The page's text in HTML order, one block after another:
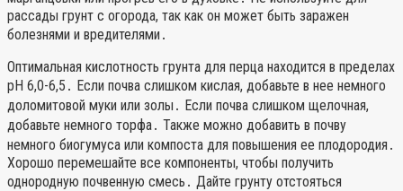
рассады грунт с огорода, так как он может быть заражен
болезнями и вредителями․
Оптимальная кислотность грунта для перца находится в пределах
pH 6,0-6,5․ Если почва слишком кислая, добавьте в нее немного
доломитовой муки или золы․ Если почва слишком щелочная,
добавьте немного торфа․ Также можно добавить в почву
немного биогумуса или компоста для повышения ее плодородия․
Хорошо перемешайте все компоненты, чтобы получить
однородную почвенную смесь․ Дайте грунту отстояться